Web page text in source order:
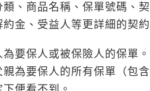
、商品名稱、保單號碼、
金、受益人等更詳細的契
保人或被保險人的保單。
為要保人的所有保單（包